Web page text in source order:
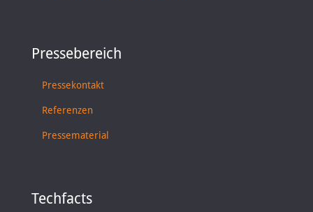
Pressebereich
Pressekontakt
Referenzen
Pressematerial
Techfacts